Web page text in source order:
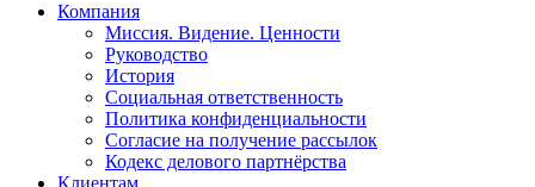
Компания
Миссия. Видение. Ценности
Руководство
История
Социальная ответственность
Политика конфиденциальности
Согласие на получение рассылок
Кодекс делового партнёрства
Клиентам